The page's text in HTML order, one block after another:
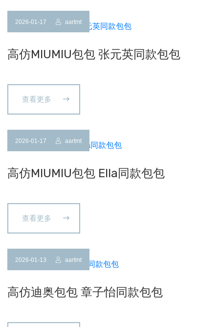
2026-01-17 aartmt
高仿MIUMIU包包 张元英同款包包
查看更多
2026-01-17 aartmt
高仿MIUMIU包包 Ella同款包包
查看更多
2026-01-13 aartmt
高仿迪奥包包 章子怡同款包包